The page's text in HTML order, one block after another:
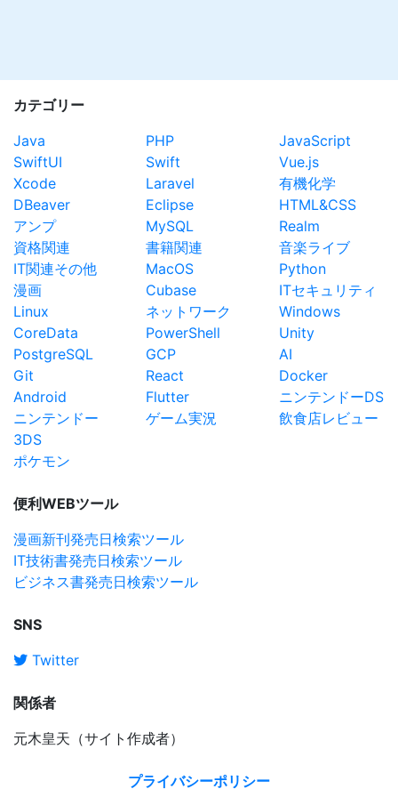
カテゴリー
Java
SwiftUI
Xcode
DBeaver
アンプ
資格関連
IT関連その他
漫画
Linux
CoreData
PostgreSQL
Git
Android
ニンテンドー
3DS
ポケモン
PHP
Swift
Laravel
Eclipse
MySQL
書籍関連
MacOS
Cubase
ネットワーク
PowerShell
GCP
React
Flutter
ゲーム実況
JavaScript
Vue.js
有機化学
HTML&CSS
Realm
音楽ライブ
Python
ITセキュリティ
Windows
Unity
AI
Docker
ニンテンドーDS
飲食店レビュー
便利WEBツール
漫画新刊発売日検索ツール
IT技術書発売日検索ツール
ビジネス書発売日検索ツール
SNS
Twitter
関係者
元木皇天（サイト作成者）
プライバシーポリシー